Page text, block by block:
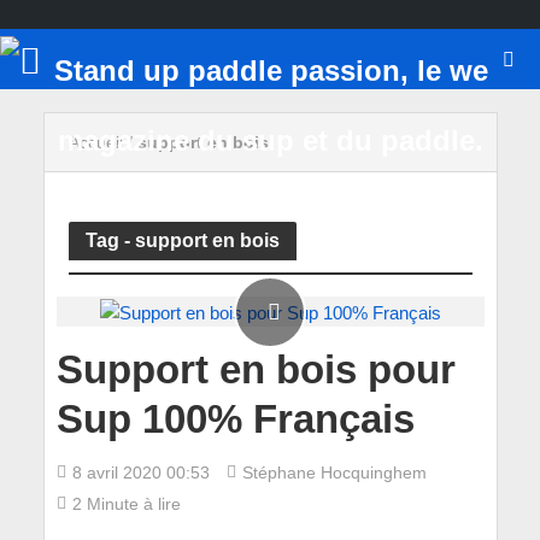
Accueil/ support en bois
Tag - support en bois
Support en bois pour
Sup 100% Français
8 avril 2020 00:53
Stéphane Hocquinghem
2 Minute à lire